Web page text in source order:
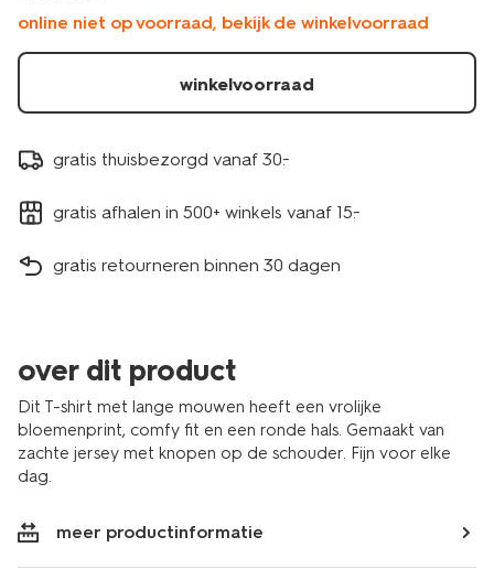
online niet op voorraad, bekijk de winkelvoorraad
winkelvoorraad
gratis thuisbezorgd vanaf 30.-
gratis afhalen in 500+ winkels vanaf 15.-
gratis retourneren binnen 30 dagen
over dit product
Dit T-shirt met lange mouwen heeft een vrolijke
bloemenprint, comfy fit en een ronde hals. Gemaakt van
zachte jersey met knopen op de schouder. Fijn voor elke
dag.
meer productinformatie